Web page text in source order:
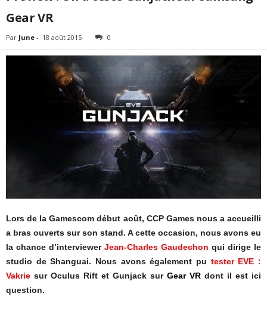
Gear VR
Par June - 18 août 2015 0
Lors de la Gamescom début août, CCP Games nous a accueilli
a bras ouverts sur son stand. A cette occasion, nous avons eu
la chance d’interviewer Jean-Charles Gaudechon qui dirige le
studio de Shanguai. Nous avons également pu tester EVE :
Vakrie sur Oculus Rift et Gunjack sur Gear VR dont il est ici
question.